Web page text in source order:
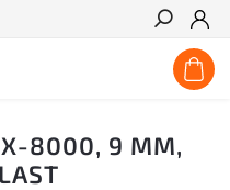
Hľadať
8000, 9 MM,